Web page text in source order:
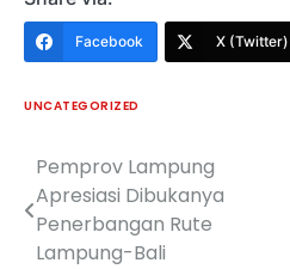
Facebook X (Twitter)
UNCATEGORIZED
Navigasi
pos
Pemprov Lampung
Apresiasi Dibukanya
Penerbangan Rute
Lampung-Bali